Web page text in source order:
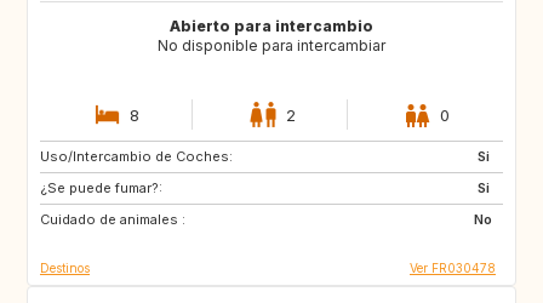
Abierto para intercambio
No disponible para intercambiar
8 2 0
Uso/Intercambio de Coches:
Si
¿Se puede fumar?:
Si
Cuidado de animales :
No
DK
BE
IT
Destinos Ver FR030478